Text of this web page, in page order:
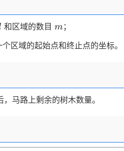
和区域的数目m
m；
区域的起始点和终止点的坐标。
马路上剩余的树木数量。